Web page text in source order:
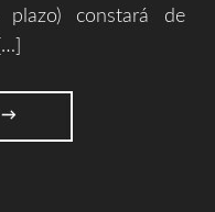
constará de
"CUANDO